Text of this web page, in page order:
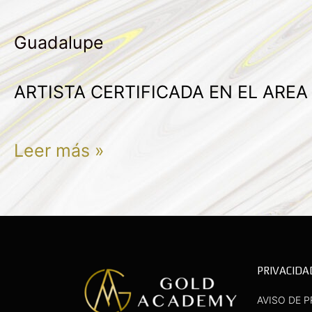
Guadalupe
ARTISTA CERTIFICADA EN EL
PORRAS
DELOYA
Leer más »
AVISO DE